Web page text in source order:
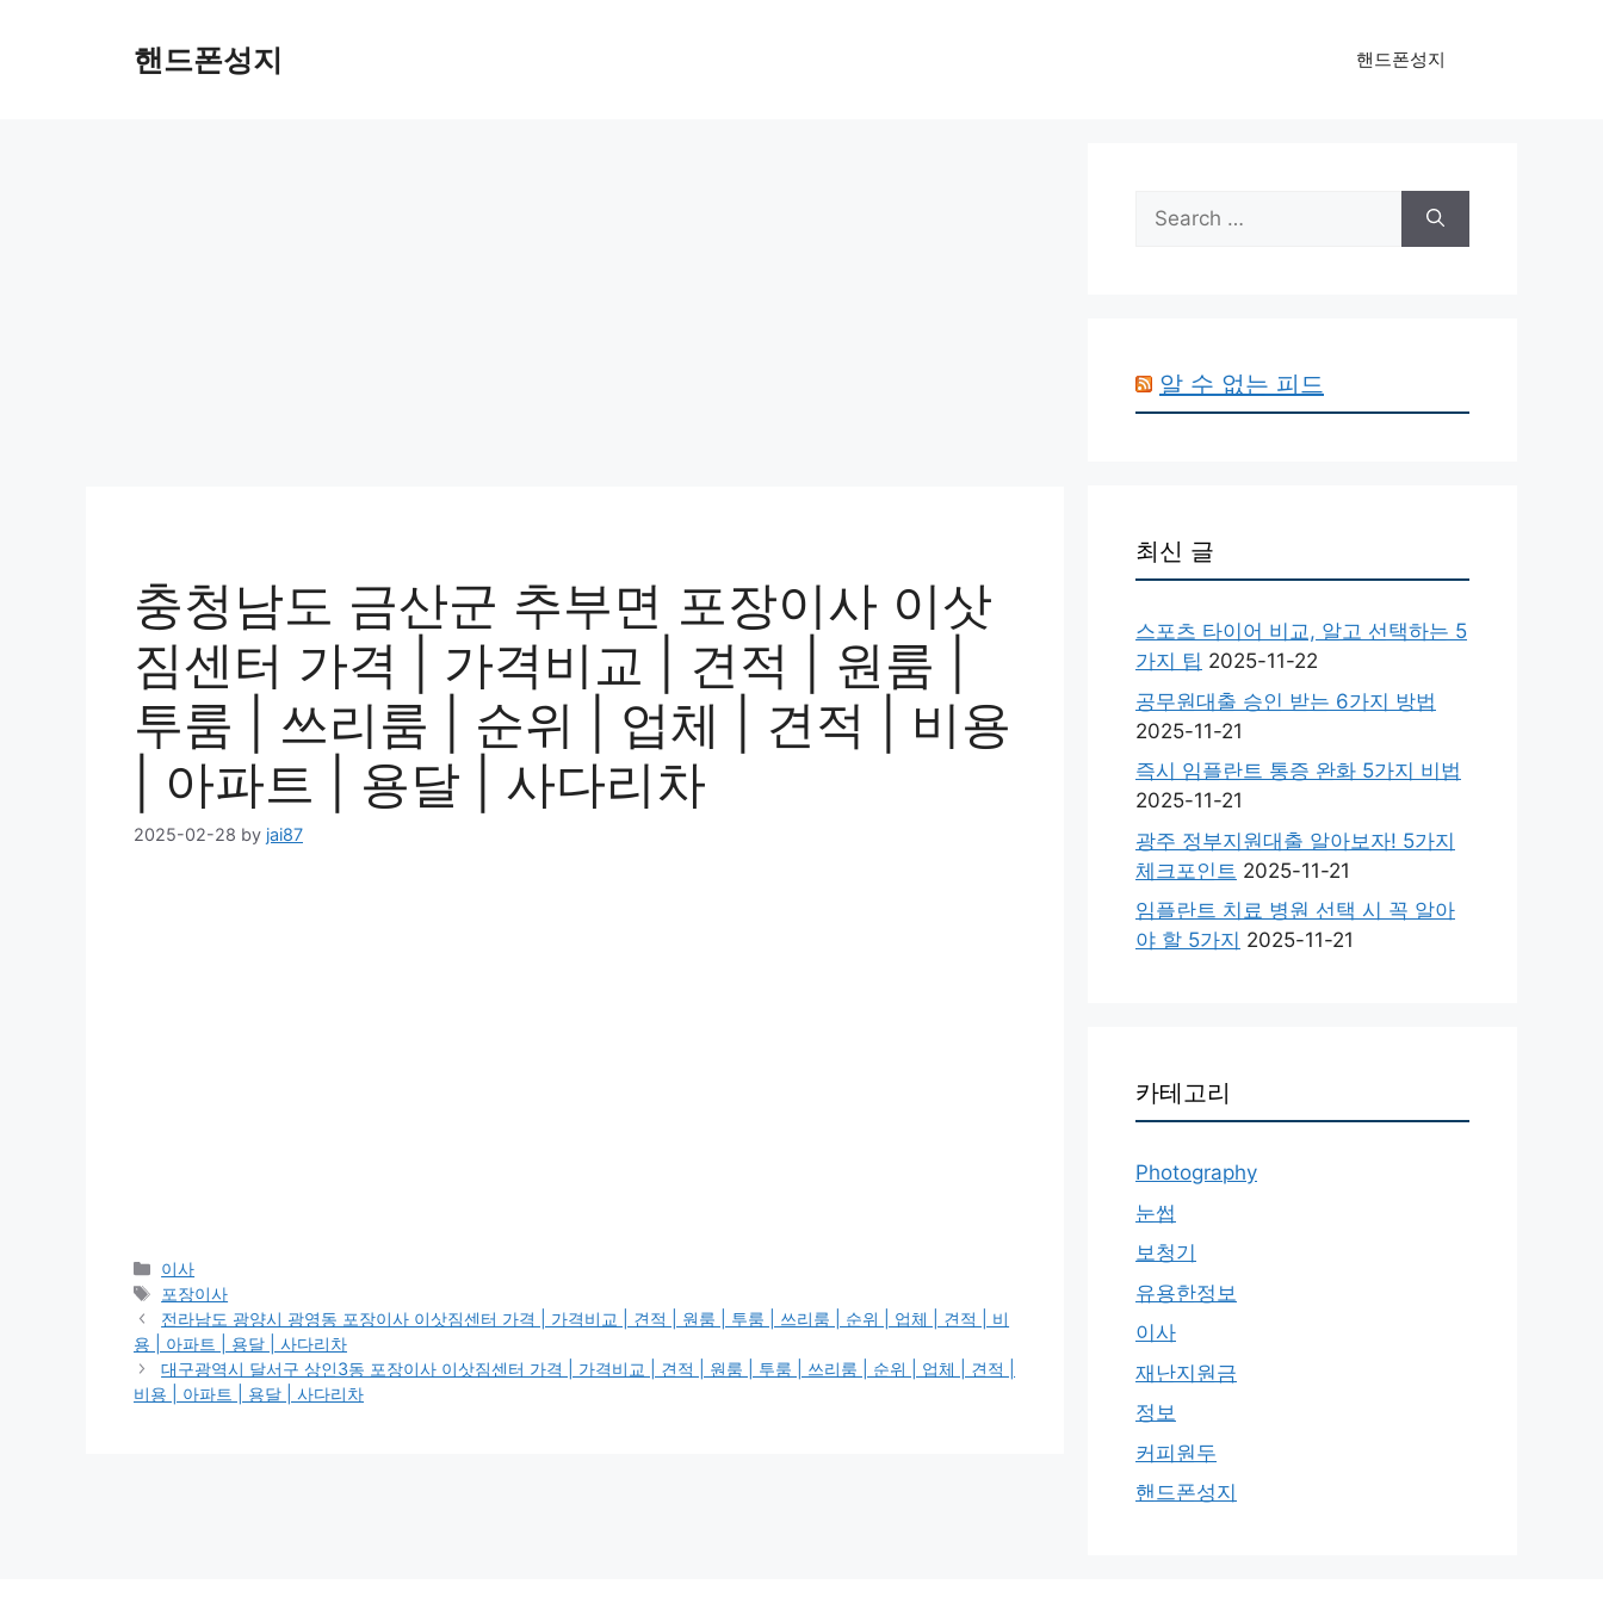
핸드폰성지 핸드폰성지
충청남도 금산군 추부면 포장이사 이삿
짐센터 가격 | 가격비교 | 견적 | 원룸 |
투룸 | 쓰리룸 | 순위 | 업체 | 견적 | 비용
| 아파트 | 용달 | 사다리차
2025-02-28 by jai87
Categories
이사
Tags
포장이사
전라남도 광양시 광영동 포장이사 이삿짐센터 가격 | 가격비교 | 견적 | 원룸 | 투룸 | 쓰리룸 | 순위 | 업체 | 견적 | 비
용 | 아파트 | 용달 | 사다리차
대구광역시 달서구 상인3동 포장이사 이삿짐센터 가격 | 가격비교 | 견적 | 원룸 | 투룸 | 쓰리룸 | 순위 | 업체 | 견적 |
비용 | 아파트 | 용달 | 사다리차
Search
for:
알 수 없는 피드
최신 글
스포츠 타이어 비교, 알고 선택하는 5
가지 팁 2025-11-22
공무원대출 승인 받는 6가지 방법
2025-11-21
즉시 임플란트 통증 완화 5가지 비법
2025-11-21
광주 정부지원대출 알아보자! 5가지
체크포인트 2025-11-21
임플란트 치료 병원 선택 시 꼭 알아
야 할 5가지 2025-11-21
카테고리
Photography
눈썹
보청기
유용한정보
이사
재난지원금
정보
커피원두
핸드폰성지